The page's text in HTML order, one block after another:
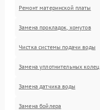
Ремонт материнской платы
Замена прокладок, хомутов
Чистка системы подачи воды
Замена уплотнительных колец
Замена датчика воды
Замена бойлера